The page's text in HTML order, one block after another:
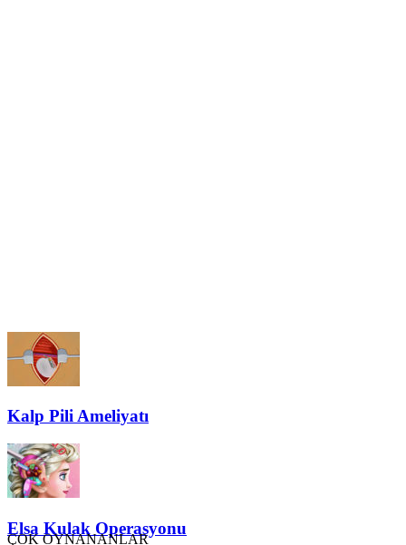
Kalp Pili Ameliyatı
Elsa Kulak Operasyonu
ÇOK OYNANANLAR